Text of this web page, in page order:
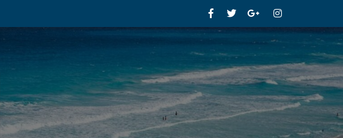
FacebookTwitterGoogle+Instagram